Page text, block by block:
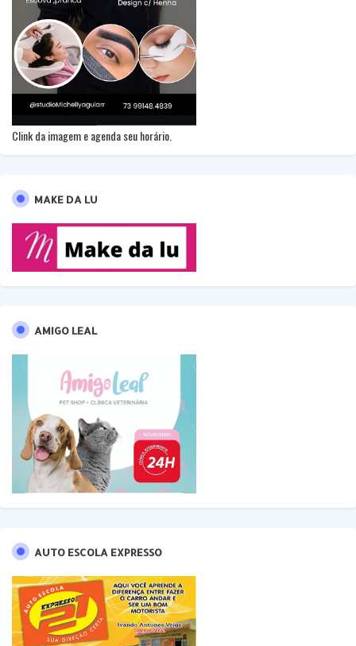
Clink da imagem e agenda seu horário.
MAKE DA LU
AMIGO LEAL
AUTO ESCOLA EXPRESSO